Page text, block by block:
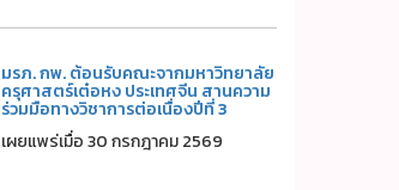
มรภ. กพ. ต้อนรับคณะจากมหาวิทยาลัย
ครุศาสตร์เต๋อหง ประเทศจีน สานความ
ร่วมมือทางวิชาการต่อเนื่องปีที่ 3
เผยแพร่เมื่อ 30 กรกฎาคม 2569